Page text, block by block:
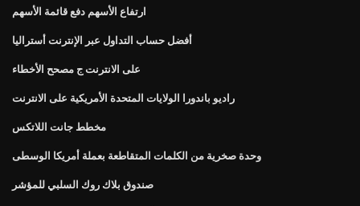
ارتفاع الأسهم دفع قائمة الأسهم
أفضل حساب التداول عبر الإنترنت أستراليا
على الانترنت ج مصحح الأخطاء
راديو باندورا الولايات المتحدة الأمريكية على الانترنت
مخطط جانت اللاتكس
وحدة صخرية من الكلمات المتقاطعة بعملة أمريكا الوسطى
صندوق بلاك روك السلبي للمؤشر